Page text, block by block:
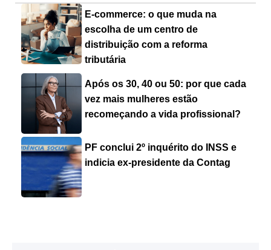
E-commerce: o que muda na
escolha de um centro de
distribuição com a reforma
tributária
Após os 30, 40 ou 50: por que cada
vez mais mulheres estão
recomeçando a vida profissional?
PF conclui 2º inquérito do INSS e
indicia ex-presidente da Contag